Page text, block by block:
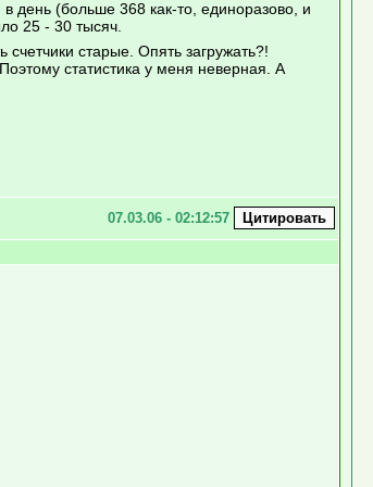
день (больше 368 как-то, единоразово, и
25 - 30 тысяч.
счетчики старые. Опять загружать?!
статистика у меня неверная. А
07.03.06 - 02:12:57